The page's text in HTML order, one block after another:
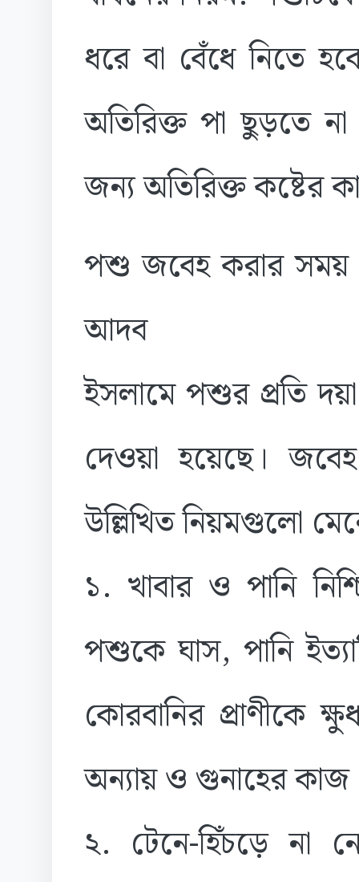
ধরে বা বেঁধে নিতে
অতিরিক্ত পা ছুড়তে
জন্য অতিরিক্ত কষ্টের
​পশু জবেহ করার সময়
আদব
​ইসলামে পশুর প্রতি
দেওয়া হয়েছে।
উল্লিখিত নিয়মগুলো
​১. খাবার ও পানি
পশুকে ঘাস, পানি
কোরবানির প্রাণীকে
অন্যায় ও গুনাহের
২. টেনে-হিঁচড়ে না